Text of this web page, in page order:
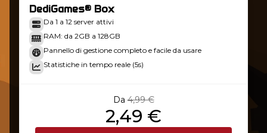
DediGames® Box
Da 1 a 12 server attivi
RAM: da 2GB a 128GB
Pannello di gestione completo e facile da usare
Statistiche in tempo reale (5s)
Da 4,99 €
2,49 €